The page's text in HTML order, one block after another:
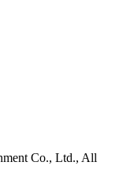
Co., Ltd., All